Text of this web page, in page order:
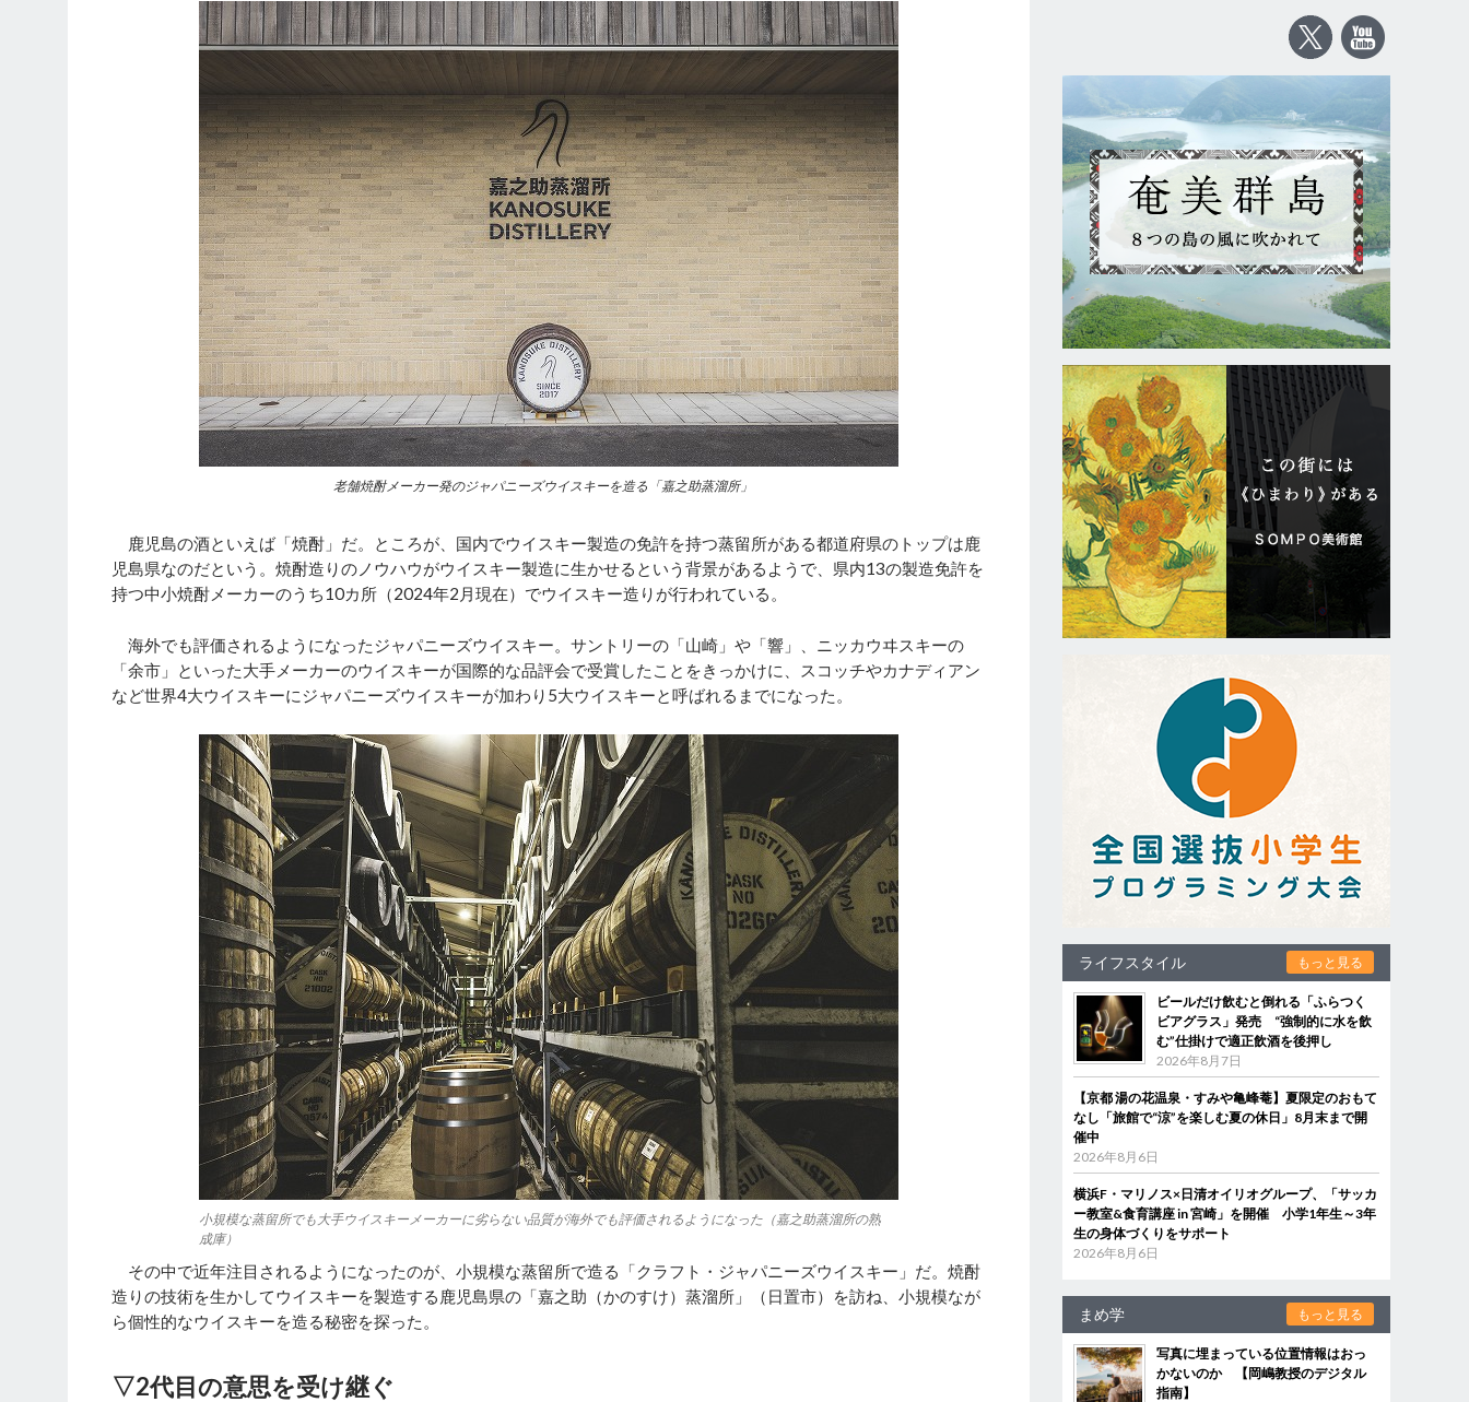
老舗焼酎メーカー発のジャパニーズウイスキーを造る「嘉之助蒸溜所」
鹿児島の酒といえば「焼酎」だ。ところが、国内でウイスキー製造の免許を持つ蒸留所がある都道府県のトップは鹿
児島県なのだという。焼酎造りのノウハウがウイスキー製造に生かせるという背景があるようで、県内13の製造免許を
持つ中小焼酎メーカーのうち10カ所（2024年2月現在）でウイスキー造りが行われている。
海外でも評価されるようになったジャパニーズウイスキー。サントリーの「山崎」や「響」、ニッカウヰスキーの
「余市」といった大手メーカーのウイスキーが国際的な品評会で受賞したことをきっかけに、スコッチやカナディアン
など世界4大ウイスキーにジャパニーズウイスキーが加わり5大ウイスキーと呼ばれるまでになった。
小規模な蒸留所でも大手ウイスキーメーカーに劣らない品質が海外でも評価されるようになった（嘉之助蒸溜所の熟
成庫）
その中で近年注目されるようになったのが、小規模な蒸留所で造る「クラフト・ジャパニーズウイスキー」だ。焼酎
造りの技術を生かしてウイスキーを製造する鹿児島県の「嘉之助（かのすけ）蒸溜所」（日置市）を訪ね、小規模なが
ら個性的なウイスキーを造る秘密を探った。
▽2代目の意思を受け継ぐ
ライフスタイル もっと見る
ビールだけ飲むと倒れる「ふらつく
ビアグラス」発売 “強制的に水を飲
む”仕掛けで適正飲酒を後押し
2026年8月7日
【京都 湯の花温泉・すみや亀峰菴】夏限定のおもて
なし「旅館で“涼”を楽しむ夏の休日」8月末まで開
催中
2026年8月6日
横浜F・マリノス×日清オイリオグループ、「サッカ
ー教室&食育講座 in 宮崎」を開催 小学1年生～3年
生の身体づくりをサポート
2026年8月6日
まめ学 もっと見る
写真に埋まっている位置情報はおっ
かないのか 【岡嶋教授のデジタル
指南】